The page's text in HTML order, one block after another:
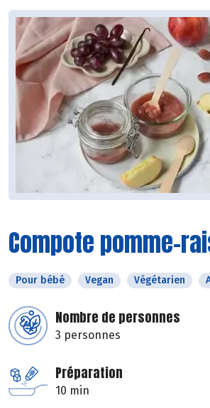
Compote pomme-
Pour bébé Vegan Végétarien
Nombre de personnes
3 personnes
Préparation
10 min